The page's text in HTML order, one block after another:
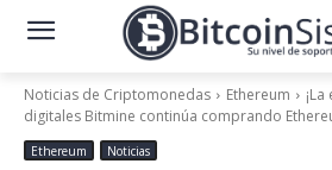
Noticias de Criptomonedas Ethereum
digitales Bitmine continúa comprando
Ethereum Noticias